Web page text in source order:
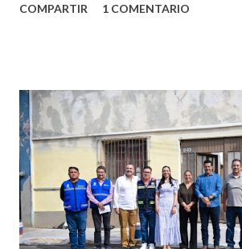
partes de ti que jamás hubieras
conoces ni la mitad de lo que deberías
quienes ya han tenido relaciones
o expertas en el tema. Siempre hay algo
aprender y nuevas experiencias que
chica y aún no has tenido relaciones
pienses que el sexo será increíble y no
experimentarlo, pero como cualquier
COMPARTIR 1 COMENTARIO